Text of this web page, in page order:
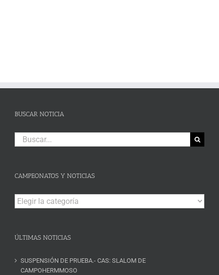
BUSCAR NOTICIA
Buscar:
CAMPEONATOS Y NOTICIAS
Campeonatos
y
ÚLTIMAS NOTICIAS
SUSPENSIÓN DE PRUEBA.- CAS: SLALOM DE
CAMPOHERMMOSO